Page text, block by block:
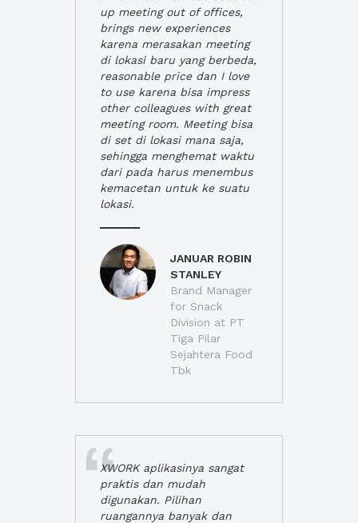
up meeting out of offices,
brings new experiences
karena merasakan meeting
di lokasi baru yang berbeda,
reasonable price dan I love
to use karena bisa impress
other colleagues with great
meeting room. Meeting bisa
di set di lokasi mana saja,
sehingga menghemat waktu
dari pada harus menembus
kemacetan untuk ke suatu
lokasi.
JANUAR ROBIN
STANLEY
Brand Manager
for Snack
Division at PT
Tiga Pilar
Sejahtera Food
Tbk
XWORK aplikasinya sangat
praktis dan mudah
digunakan. Pilihan
ruangannya banyak dan